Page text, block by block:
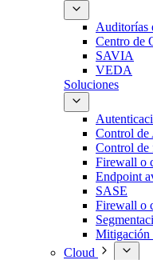
Auditorías
Centro de
SAVIA
VEDA
Soluciones
Control de
Control de
Firewall o
Endpoint
SASE
Firewall o
Mitigación
Cloud